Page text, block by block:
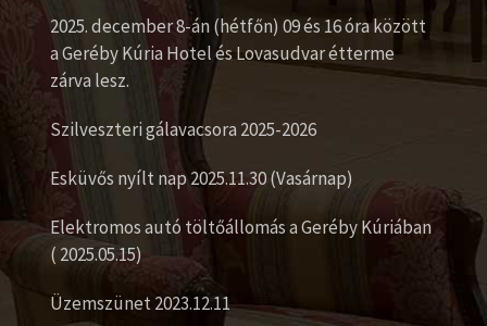
2025. december 8-án (hétfőn) 09 és 16 óra között
a Geréby Kúria Hotel és Lovasudvar étterme
zárva lesz.
Szilveszteri gálavacsora 2025-2026
Esküvős nyílt nap 2025.11.30 (Vasárnap)
Elektromos autó töltőállomás a Geréby Kúriában
( 2025.05.15)
Üzemszünet 2023.12.11